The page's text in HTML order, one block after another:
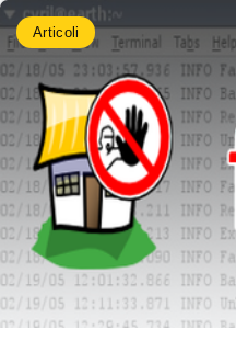
Articoli